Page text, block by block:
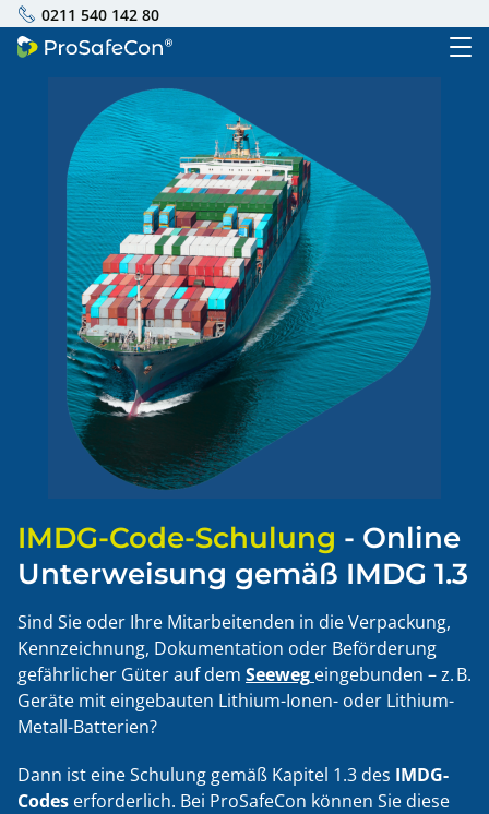
0211 540 142 80
IMDG-Code-Schulung - Online
Unterweisung gemäß IMDG 1.3
Sind Sie oder Ihre Mitarbeitenden in die Verpackung,
Kennzeichnung, Dokumentation oder Beförderung
gefährlicher Güter auf dem Seeweg eingebunden – z. B.
Geräte mit eingebauten Lithium-Ionen- oder Lithium-
Metall-Batterien?
Dann ist eine Schulung gemäß Kapitel 1.3 des IMDG-
Codes erforderlich. Bei ProSafeCon können Sie diese